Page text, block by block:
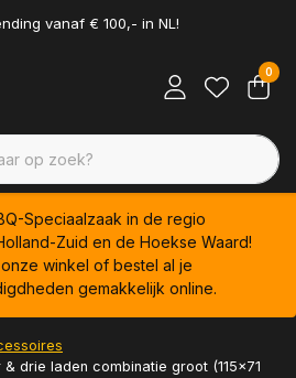
vanaf € 100,- in NL!
0
Speciaalzaak in de regio
Zuid en de Hoekse Waard!
onze winkel of bestel al je
gemakkelijk online.
drie laden combinatie groot (115x71